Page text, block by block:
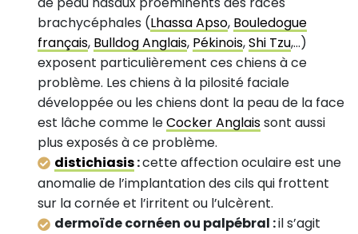
brachycéphales (Lhassa Apso, Bouledogue
français, Bulldog Anglais, Pékinois,Shi Tzu,…)
exposent particulièrement ces chiens à ce
problème. Les chiens à la pilosité faciale
développée ou les chiens dont la peau de la face
est lâche comme leCocker Anglaissont aussi
plus exposés à ce problème.
distichiasis:cette affection oculaire est une
anomalie de l’implantation des cils qui frottent
sur la cornée et l’irritent ou l’ulcèrent.
dermoïde cornéen ou palpébral :il s’agit